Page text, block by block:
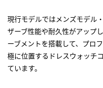
現行モデルではメンズモデル
ザーブ性能や耐久性がアップ
ーブメントを搭載して、プロ
極に位置するドレスウォッチ
ています。